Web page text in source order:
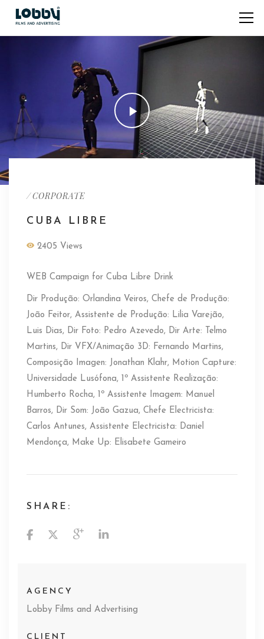
/CORPORATE
CUBA LIBRE
2405 Views
WEB Campaign for Cuba Libre Drink
Dir Produção: Orlandina Veiros, Chefe de Produção:
João Feitor, Assistente de Produção: Lilia Varejão,
Luis Dias, Dir Foto: Pedro Azevedo, Dir Arte: Telmo
Martins, Dir VFX/Animação 3D: Fernando Martins,
Composição Imagen: Jonathan Klahr, Motion Capture:
Universidade Lusófona, 1º Assistente Realização:
Humberto Rocha, 1º Assistente Imagem: Manuel
Barros, Dir Som: João Gazua, Chefe Electricista:
Carlos Antunes, Assistente Electricista: Daniel
Mendonça, Make Up: Elisabete Gameiro
SHARE:
AGENCY
Lobby Films and Advertising
CLIENT